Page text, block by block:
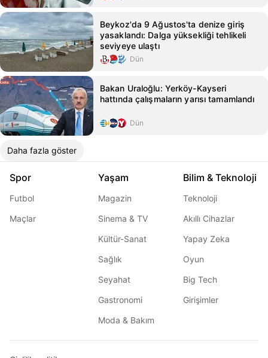
Beykoz'da 9 Ağustos'ta denize giriş
yasaklandı: Dalga yüksekliği tehlikeli
seviyeye ulaştı
Dün
Bakan Uraloğlu: Yerköy-Kayseri
hattında çalışmaların yarısı tamamlandı
Dün
Daha fazla göster
Spor
Futbol
Maçlar
Yaşam
Magazin
Sinema & TV
Kültür-Sanat
Sağlık
Seyahat
Gastronomi
Moda & Bakım
Bilim & Teknoloji
Teknoloji
Akıllı Cihazlar
Yapay Zeka
Oyun
Big Tech
Girişimler